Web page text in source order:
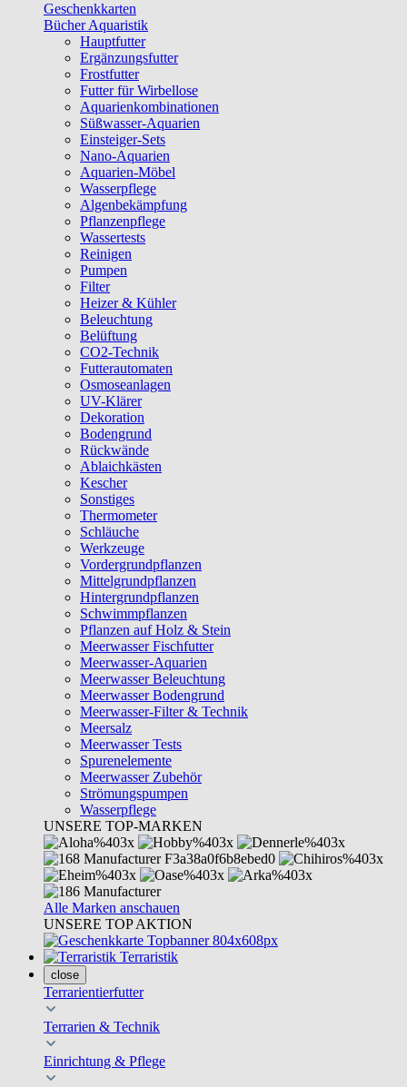
Geschenkkarten
Bücher Aquaristik
Hauptfutter
Ergänzungsfutter
Frostfutter
Futter für Wirbellose
Aquarienkombinationen
Süßwasser-Aquarien
Einsteiger-Sets
Nano-Aquarien
Aquarien-Möbel
Wasserpflege
Algenbekämpfung
Pflanzenpflege
Wassertests
Reinigen
Pumpen
Filter
Heizer & Kühler
Beleuchtung
Belüftung
CO2-Technik
Futterautomaten
Osmoseanlagen
UV-Klärer
Dekoration
Bodengrund
Rückwände
Ablaichkästen
Kescher
Sonstiges
Thermometer
Schläuche
Werkzeuge
Vordergrundpflanzen
Mittelgrundpflanzen
Hintergrundpflanzen
Schwimmpflanzen
Pflanzen auf Holz & Stein
Meerwasser Fischfutter
Meerwasser-Aquarien
Meerwasser Beleuchtung
Meerwasser Bodengrund
Meerwasser-Filter & Technik
Meersalz
Meerwasser Tests
Spurenelemente
Meerwasser Zubehör
Strömungspumpen
Wasserpflege
UNSERE TOP-MARKEN
Alle Marken anschauen
UNSERE TOP AKTION
Terraristik
close
Terrarientierfutter
Terrarien & Technik
Einrichtung & Pflege